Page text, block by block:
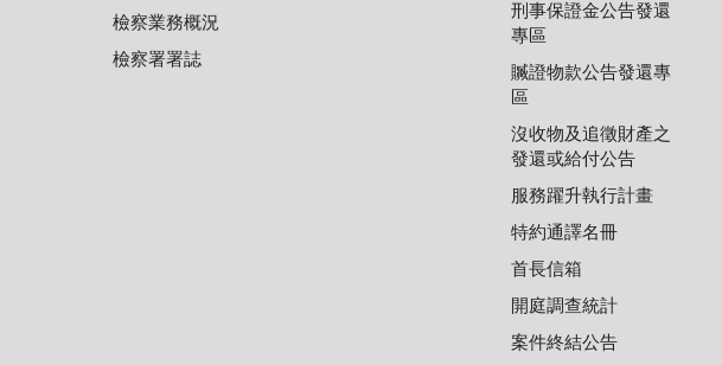
檢察業務概況
檢察署署誌
刑事保證金公告發還
專區
贓證物款公告發還專
區
沒收物及追徵財產之
發還或給付公告
服務躍升執行計畫
特約通譯名冊
首長信箱
開庭調查統計
案件終結公告